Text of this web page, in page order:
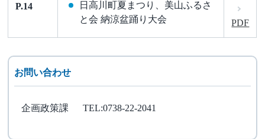
P.14
日高川町夏まつり、美山ふるさ
と会 納涼盆踊り大会
PDF
お問い合わせ
企画政策課 TEL:0738-22-2041